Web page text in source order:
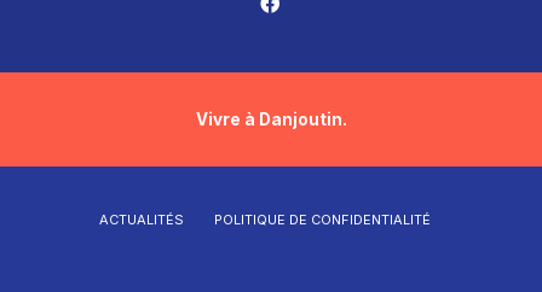
Vivre à Danjoutin.
ACTUALITÉS POLITIQUE DE CONFIDENTIALITÉ